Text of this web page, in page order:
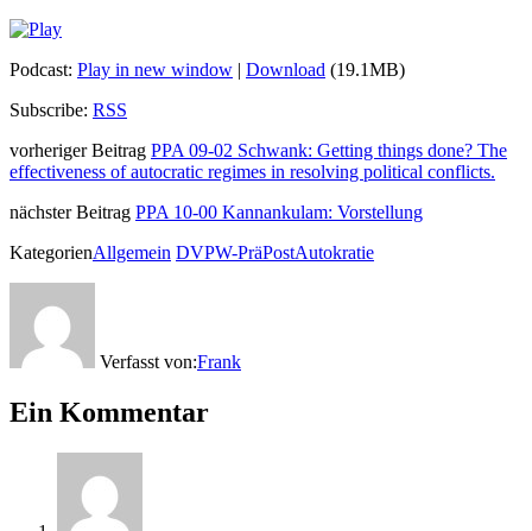
Podcast: Play in new window | Download (19.1MB)
Subscribe: RSS
vorheriger Beitrag PPA 09-02 Schwank: Getting things done? The
effectiveness of autocratic regimes in resolving political conflicts.
nächster Beitrag PPA 10-00 Kannankulam: Vorstellung
KategorienAllgemein DVPW-PräPostAutokratie
Verfasst von:Frank
Ein Kommentar